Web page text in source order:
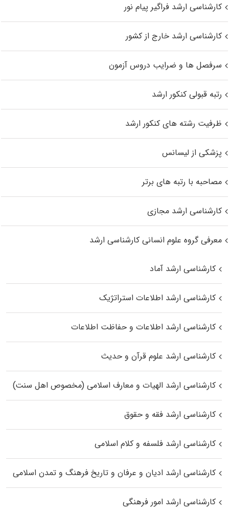
کارشناسی ارشد فراگیر پیام نور
کارشناسی ارشد خارج از کشور
سرفصل ها و ضرایب دروس آزمون
رتبه قبولی کنکور ارشد
ظرفیت رشته های کنکور ارشد
پزشکی از لیسانس
مصاحبه با رتبه های برتر
کارشناسی ارشد مجازی
معرفی گروه علوم انسانی کارشناسی ارشد
کارشناسی ارشد آماد
کارشناسی ارشد اطلاعات استراتژیک
کارشناسی ارشد اطلاعات و حفاظت اطلاعات
کارشناسی ارشد علوم قرآن و حدیث
کارشناسی ارشد الهیات و معارف اسلامی (مخصوص اهل سنت)
کارشناسی ارشد فقه و حقوق
کارشناسی ارشد فلسفه و کلام اسلامی
کارشناسی ارشد ادیان و عرفان و تاریخ فرهنگ و تمدن اسلامی
کارشناسی ارشد امور فرهنگی